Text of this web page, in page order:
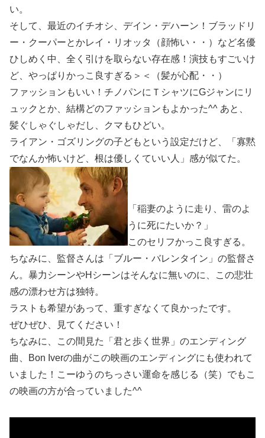
い。
そして、最近のイチオシ、デイン・デハーン！ブラッドリ
ー・クーパーとかレイ・リオッタ（顔怖い・・）など名優
ひしめく中、全く引けを取らない存在感！演技もすごいけ
ど、やっぱりかっこ良すぎる＞＜（髪が心配・・）
ファッションもいい！チノパンにＴシャツにGジャンにリ
ュックとか、結構どのファッションもよかった^^ あと、
髪ぐしゃぐしゃだし、クマもひどい。
ライアン・ゴズリングの子どもという設定だけど、「寡黙
でなんか怖いけど、根は優しくていい人」感が似てた。
「稲妻のように走り、雷のよ
うに死にたいか？」
このセリフかっこ良すぎる。
ちなみに、監督さんは「ブルー・バレンタイン」の監督さ
ん。暴力シーンやHシーンはそんなに無いのに、この悲壮
感の漂わせ方は独特。
ラストも希望があって、重すぎなくて良かったです。
ぜひぜひ、見てください！
ちなみに、この間見た「君と歩く世界」のエンディング
曲、Bon Iverの曲がこの映画のエンディングにも使われて
いました！こーゆうのちっさい運命を感じる（笑）でもこ
の映画の方が合っていました^^